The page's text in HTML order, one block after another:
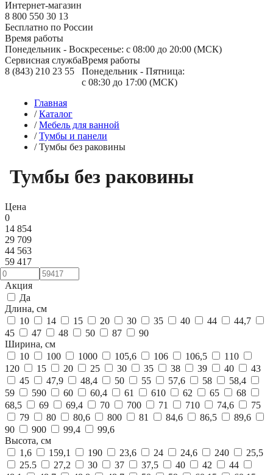
Интернет-магазин
8 800 550 30 13
Бесплатно по России
Время работы
Понедельник - Воскресенье: с 08:00 до 20:00 (МСК)
Сервисная служба
8 (843) 210 23 55
Время работы
Понедельник - Пятница:
с 08:30 до 17:00 (МСК)
Главная
/ Каталог
/ Мебель для ванной
/ Тумбы и панели
/ Тумбы без раковины
Тумбы без раковины
Цена
0
14 854
29 709
44 563
59 417
Акция
Да
Длина, см
10
14 15 20 30 35 40 44
44,7
45
47 48 50 87
90
Ширина, см
10
100 1000 105,6 106 106,5
110
120
15 20 25 30 35 38 39 40
43
45
47,9 48,4 50 55 57,6 58
58,4
59
590 60 60,4 61 610 62 65
68
68,5
69 69,4 70 700 71 710 74,6
75
79
80 80,6 800 81 84,6 86,5
89,6
90
900 99,4
99,6
Высота, см
1,6
159,1 190 23,6 24 24,6 240
25,5
25.5
27,2 30 37 37,5 40 42
44